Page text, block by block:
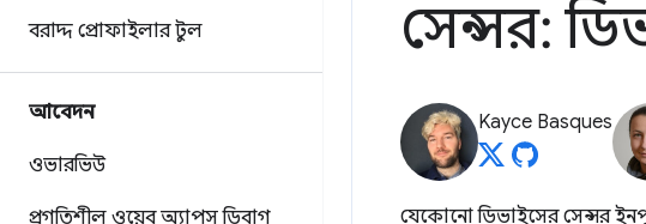
বরাদ্দ প্রোফাইলার টুল
আবেদন
ওভারভিউ
প্রগতিশীল ওয়েব অ্যাপস ডিবাগ
সেন্সর:
Kayce Basques
যেকোনো ডিভাইসের সেন্সর